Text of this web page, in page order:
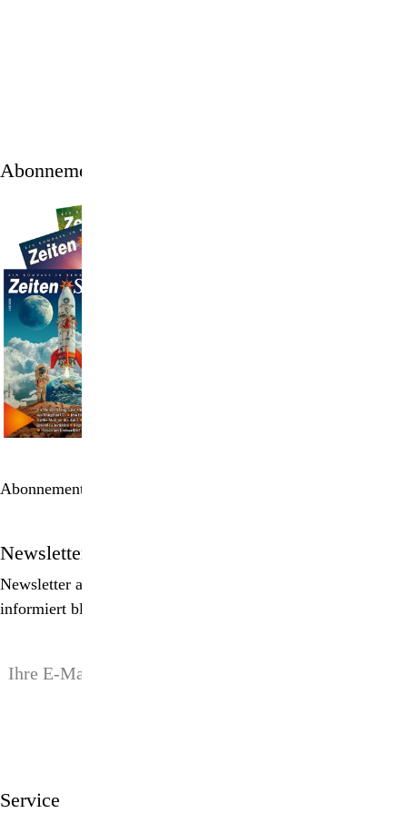
Abonnement
Abonnement bestellen
Newsletter
Newsletter abonnieren, Spezialangebote erhalten und
informiert bleiben!
Service